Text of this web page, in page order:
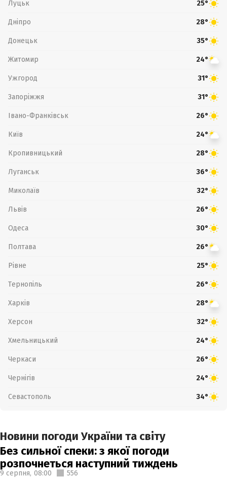
Луцьк 25°
Дніпро 28°
Донецьк 35°
Житомир 24°
Ужгород 31°
Запоріжжя 31°
Івано-Франківськ 26°
Київ 24°
Кропивницький 28°
Луганськ 36°
Миколаїв 32°
Львів 26°
Одеса 30°
Полтава 26°
Рівне 25°
Тернопіль 26°
Харків 28°
Херсон 32°
Хмельницький 24°
Черкаси 26°
Чернігів 24°
Севастополь 34°
Новини погоди України та світу
Без сильної спеки: з якої погоди
розпочнеться наступний тиждень
9 серпня, 08:00 556